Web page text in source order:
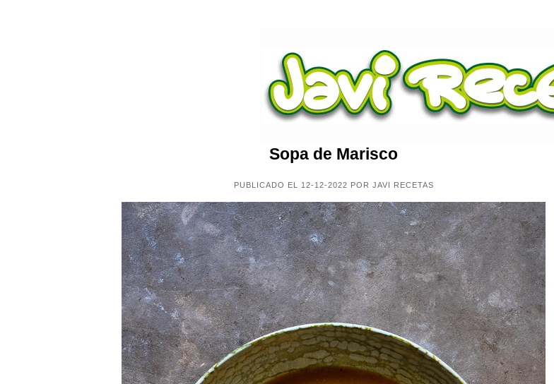
Sopa de Marisco
PUBLICADO EL 12-12-2022 POR JAVI RECETAS